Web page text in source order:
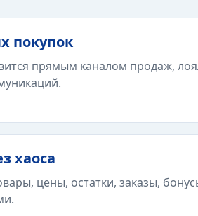
покупок
прямым каналом продаж,
хаоса
цены, остатки, заказы,